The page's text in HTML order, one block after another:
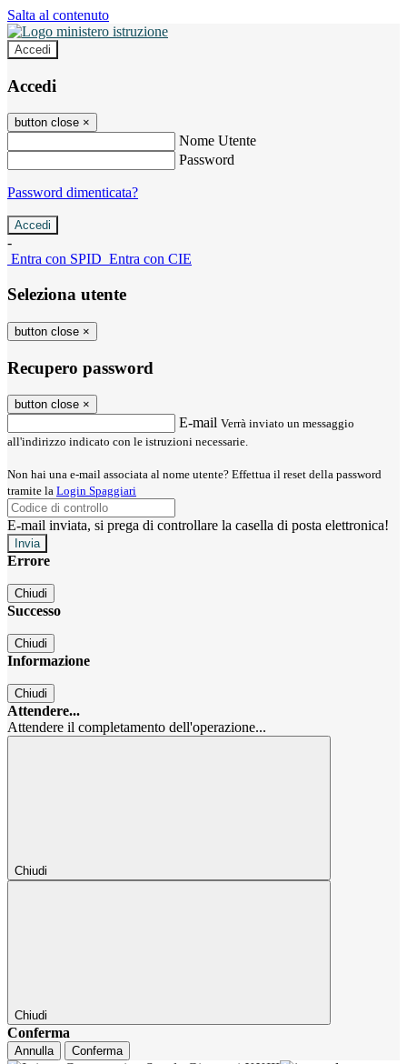
Salta al contenuto
Accedi
Accedi
button close ×
Nome Utente
Password
Password dimenticata?
-
Entra con SPID Entra con CIE
Seleziona utente
button close ×
Recupero password
button close ×
E-mail Verrà inviato un messaggio
all'indirizzo indicato con le istruzioni necessarie.
Non hai una e-mail associata al nome utente? Effettua il reset della password
tramite la Login Spaggiari
E-mail inviata, si prega di controllare la casella di posta elettronica!
Errore
Chiudi
Successo
Chiudi
Informazione
Chiudi
Attendere...
Attendere il completamento dell'operazione...
Chiudi
Chiudi
Conferma
Annulla Conferma